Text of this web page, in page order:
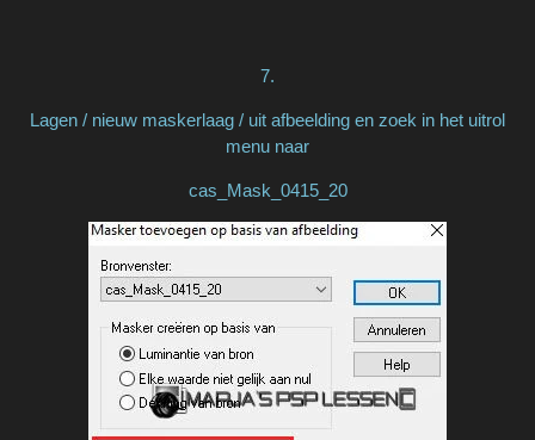
7.
Lagen / nieuw maskerlaag / uit afbeelding en zoek in het uitrol
menu naar
cas_Mask_0415_20